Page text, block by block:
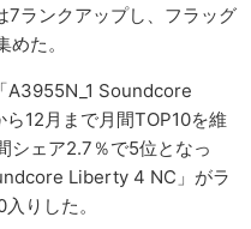
ランクアップし、フラッグ
た。
A3955N_1 Soundcore
12月まで月間TOP10を維
シェア2.7％で5位となっ
Liberty 4 NC」がラ
りした。